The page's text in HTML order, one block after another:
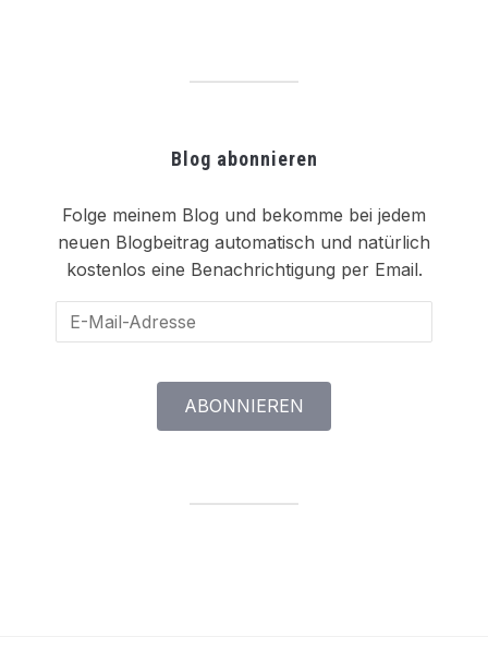
Blog abonnieren
Folge meinem Blog und bekomme bei jedem
neuen Blogbeitrag automatisch und natürlich
kostenlos eine Benachrichtigung per Email.
Mail-
ABONNIEREN